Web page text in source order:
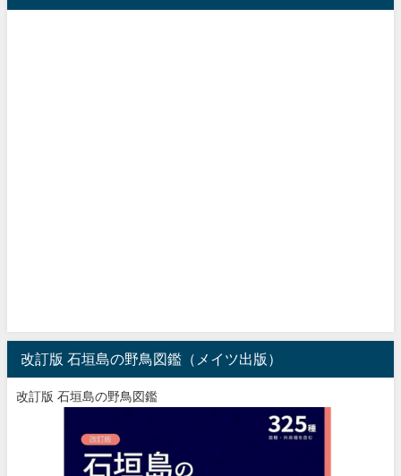
改訂版 石垣島の野鳥図鑑（メイツ出版）
改訂版 石垣島の野鳥図鑑